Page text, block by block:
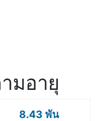
มอายุ
8.43 พัน